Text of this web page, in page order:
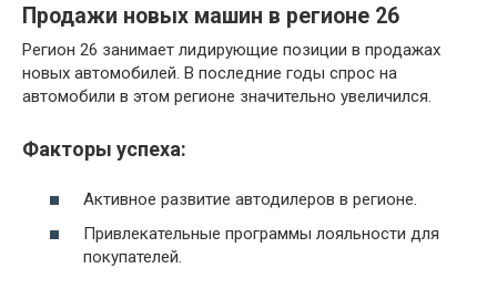
Продажи новых машин в регионе 26
Регион 26 занимает лидирующие позиции в продажах
новых автомобилей. В последние годы спрос на
автомобили в этом регионе значительно увеличился.
Факторы успеха:
Активное развитие автодилеров в регионе.
Привлекательные программы лояльности для
покупателей.